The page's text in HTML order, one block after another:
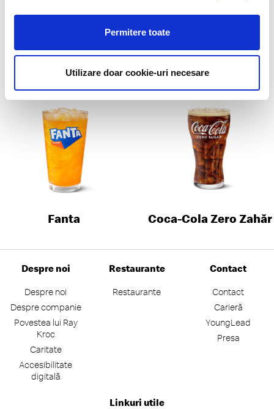
Permitere toate
Utilizare doar cookie-uri necesare
Apă minerală Sprite
Fanta Coca-Cola Zero Zahăr
Despre noi
Despre noi
Despre companie
Povestea lui Ray
Kroc
Caritate
Accesibilitate
digitală
Restaurante
Restaurante
Contact
Contact
Carieră
YoungLead
Presa
Linkuri utile